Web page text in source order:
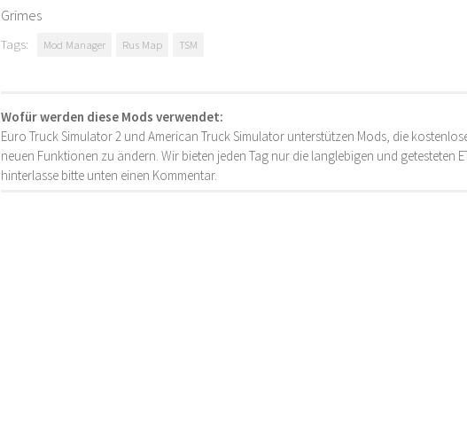
Grimes
Tags: Mod Manager Rus Map TSM
Wofür werden diese Mods verwendet:
Euro Truck Simulator 2 und American Truck Simulator unterstützen Mods, die
neuen Funktionen zu ändern. Wir bieten jeden Tag nur die langlebigen und getesteten
hinterlasse bitte unten einen Kommentar.